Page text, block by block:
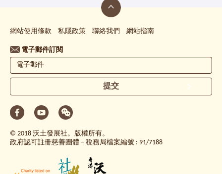
網站使用條款 私隱政策 聯絡我們 網站指南
電子郵件訂閱
提交
© 2018 沃土發展社。版權所有。
政府認可註冊慈善團體 ─ 稅務局檔案編號 : 91/7188